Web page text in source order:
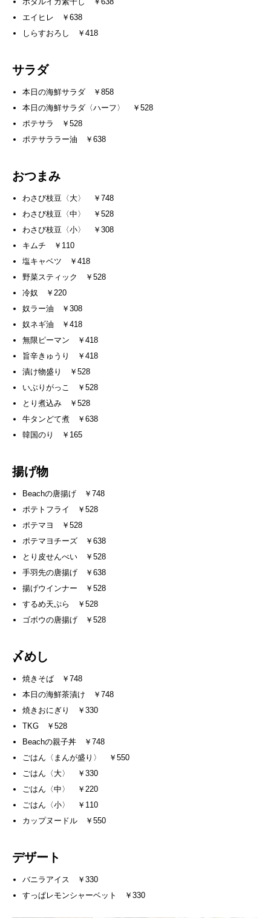
エイヒレ ￥638
しらすおろし ￥418
サラダ
本日の海鮮サラダ ￥858
本日の海鮮サラダ〈ハーフ〉 ￥528
ポテサラ ￥528
ポテサララー油 ￥638
おつまみ
わさび枝豆〈大〉 ￥748
わさび枝豆〈中〉 ￥528
わさび枝豆〈小〉 ￥308
キムチ ￥110
塩キャベツ ￥418
野菜スティック ￥528
冷奴 ￥220
奴ラー油 ￥308
奴ネギ油 ￥418
無限ピーマン ￥418
旨辛きゅうり ￥418
漬け物盛り ￥528
いぶりがっこ ￥528
とり煮込み ￥528
牛タンどて煮 ￥638
韓国のり ￥165
揚げ物
Beachの唐揚げ ￥748
ポテトフライ ￥528
ポテマヨ ￥528
ポテマヨチーズ ￥638
とり皮せんべい ￥528
手羽先の唐揚げ ￥638
揚げウインナー ￥528
するめ天ぷら ￥528
ゴボウの唐揚げ ￥528
〆めし
焼きそば ￥748
本日の海鮮茶漬け ￥748
焼きおにぎり ￥330
TKG ￥528
Beachの親子丼 ￥748
ごはん〈まんが盛り〉 ￥550
ごはん〈大〉 ￥330
ごはん〈中〉 ￥220
ごはん〈小〉 ￥110
カップヌードル ￥550
デザート
バニラアイス ￥330
すっぱレモンシャーベット ￥330